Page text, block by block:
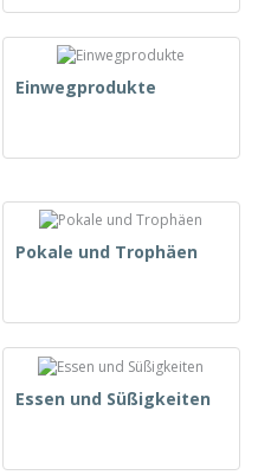
Einwegprodukte
Pokale und Trophäen
Essen und Süßigkeiten